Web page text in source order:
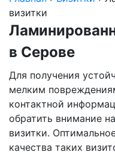
визитки
в Серове
Для получения
мелким
контактной
обратить внимание
визитки.
качества таких